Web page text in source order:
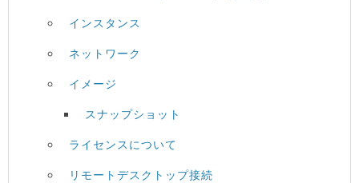
インスタンス
ネットワーク
イメージ
スナップショット
ライセンスについて
リモートデスクトップ接続